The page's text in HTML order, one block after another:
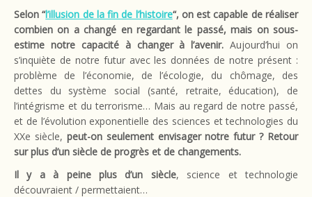
Selon “l’illusion de la fin de l’histoire“, on est capable de réaliser
combien on a changé en regardant le passé, mais on sous-
estime notre capacité à changer à l’avenir. Aujourd’hui on
s’inquiète de notre futur avec les données de notre présent :
problème de l’économie, de l’écologie, du chômage, des
dettes du système social (santé, retraite, éducation), de
l’intégrisme et du terrorisme… Mais au regard de notre passé,
et de l’évolution exponentielle des sciences et technologies du
XXe siècle, peut-on seulement envisager notre futur ? Retour
sur plus d’un siècle de progrès et de changements.
Il y a à peine plus d’un siècle, science et technologie
découvraient / permettaient…